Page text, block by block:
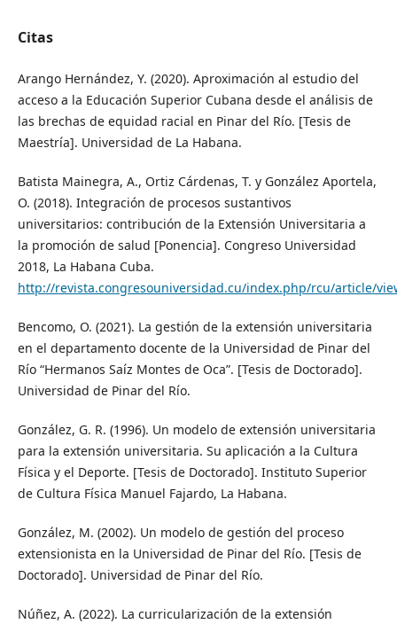
Citas
Arango Hernández, Y. (2020). Aproximación al estudio del
acceso a la Educación Superior Cubana desde el análisis de
las brechas de equidad racial en Pinar del Río. [Tesis de
Maestría]. Universidad de La Habana.
Batista Mainegra, A., Ortiz Cárdenas, T. y González Aportela,
O. (2018). Integración de procesos sustantivos
universitarios: contribución de la Extensión Universitaria a
la promoción de salud [Ponencia]. Congreso Universidad
2018, La Habana Cuba.
http://revista.congresouniversidad.cu/index.php/rcu/article/
Bencomo, O. (2021). La gestión de la extensión universitaria
en el departamento docente de la Universidad de Pinar del
Río “Hermanos Saíz Montes de Oca”. [Tesis de Doctorado].
Universidad de Pinar del Río.
González, G. R. (1996). Un modelo de extensión universitaria
para la extensión universitaria. Su aplicación a la Cultura
Física y el Deporte. [Tesis de Doctorado]. Instituto Superior
de Cultura Física Manuel Fajardo, La Habana.
González, M. (2002). Un modelo de gestión del proceso
extensionista en la Universidad de Pinar del Río. [Tesis de
Doctorado]. Universidad de Pinar del Río.
Núñez, A. (2022). La curricularización de la extensión